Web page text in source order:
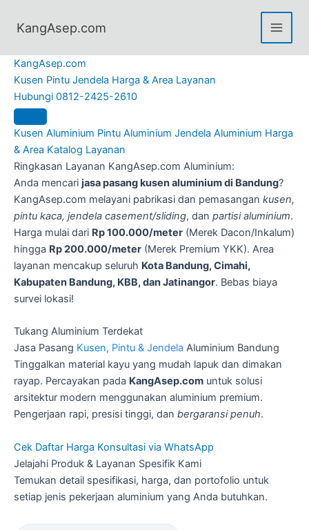
KangAsep.com
KangAsep.com
Kusen Pintu Jendela Harga & Area Layanan
Hubungi 0812-2425-2610
Kusen Aluminium Pintu Aluminium Jendela Aluminium Harga
& Area Katalog Layanan
Ringkasan Layanan KangAsep.com Aluminium:
Anda mencari jasa pasang kusen aluminium di Bandung?
KangAsep.com melayani pabrikasi dan pemasangan kusen,
pintu kaca, jendela casement/sliding, dan partisi aluminium.
Harga mulai dari Rp 100.000/meter (Merek Dacon/Inkalum)
hingga Rp 200.000/meter (Merek Premium YKK). Area
layanan mencakup seluruh Kota Bandung, Cimahi,
Kabupaten Bandung, KBB, dan Jatinangor. Bebas biaya
survei lokasi!
Tukang Aluminium Terdekat
Jasa Pasang Kusen, Pintu & Jendela Aluminium Bandung
Tinggalkan material kayu yang mudah lapuk dan dimakan
rayap. Percayakan pada KangAsep.com untuk solusi
arsitektur modern menggunakan aluminium premium.
Pengerjaan rapi, presisi tinggi, dan bergaransi penuh.
Cek Daftar Harga Konsultasi via WhatsApp
Jelajahi Produk & Layanan Spesifik Kami
Temukan detail spesifikasi, harga, dan portofolio untuk
setiap jenis pekerjaan aluminium yang Anda butuhkan.